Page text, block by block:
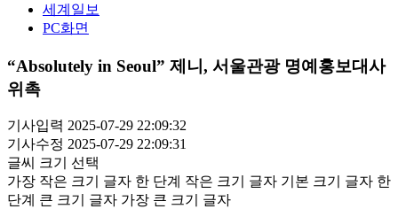
세계일보
PC화면
“Absolutely in Seoul” 제니, 서울관광 명예홍보대사
위촉
기사입력 2025-07-29 22:09:32
기사수정 2025-07-29 22:09:31
글씨 크기 선택
가장 작은 크기 글자 한 단계 작은 크기 글자 기본 크기 글자 한
단계 큰 크기 글자 가장 큰 크기 글자